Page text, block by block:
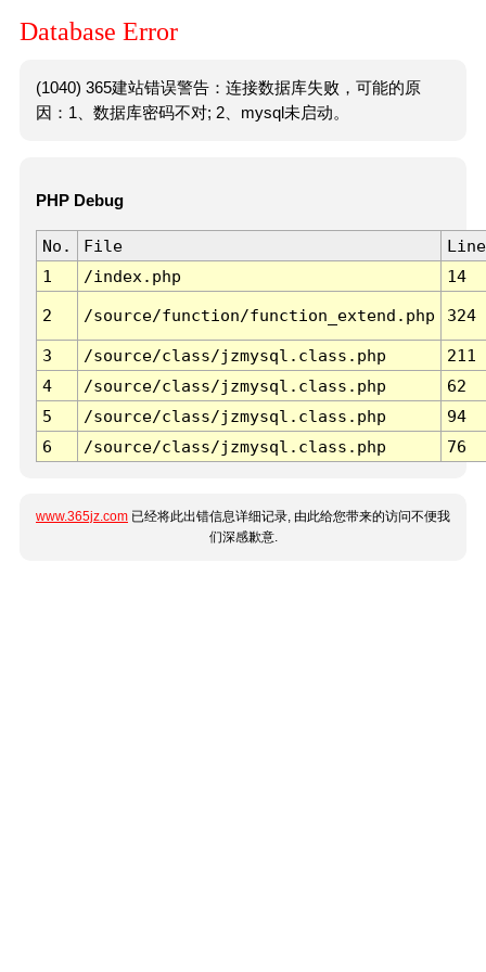
Database Error
(1040) 365建站错误警告：连接数据库失败，可能的原
因：1、数据库密码不对; 2、mysql未启动。
PHP Debug
No. File
Line
1
/index.php 14
2 /source/function/function_extend.php 324
3 /source/class/jzmysql.class.php
211
4
/source/class/jzmysql.class.php
62
5
/source/class/jzmysql.class.php
94
6
/source/class/jzmysql.class.php 76
www.365jz.com 已经将此出错信息详细记录, 由此给您带来的访问不便我
们深感歉意.